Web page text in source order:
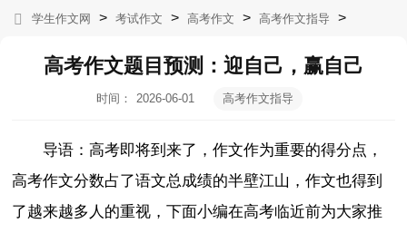
学生作文网 > 考试作文 > 高考作文 > 高考作文指导 >
高考作文题目预测：迎自己，赢自己
时间：
2026-06-01
高考作文指导
导语：高考即将到来了，作文作为重要的得分点，
高考作文分数占了语文总成绩的半壁江山，作文也得到
了越来越多人的重视，下面小编在高考临近前为大家推